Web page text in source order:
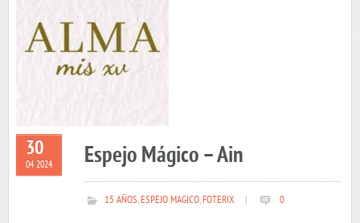
30
04 2024 Espejo Mágico – Ain
15 AÑOS,ESPEJO MAGICO,FOTERIX 0